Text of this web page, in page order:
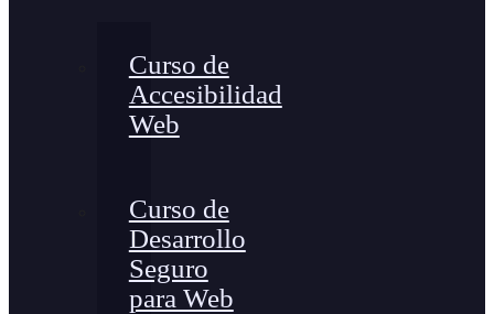
Curso de
Accesibilidad
Web
Curso de
Desarrollo
Seguro
para Web